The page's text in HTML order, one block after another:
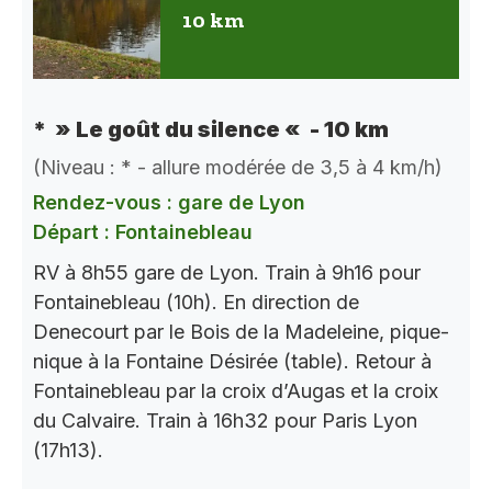
10 km
* » Le goût du silence « - 10 km
(Niveau : * - allure modérée de 3,5 à 4 km/h)
Rendez-vous : gare de Lyon
Départ : Fontainebleau
RV à 8h55 gare de Lyon. Train à 9h16 pour
Fontainebleau (10h). En direction de
Denecourt par le Bois de la Madeleine, pique-
nique à la Fontaine Désirée (table). Retour à
Fontainebleau par la croix d’Augas et la croix
du Calvaire. Train à 16h32 pour Paris Lyon
(17h13).